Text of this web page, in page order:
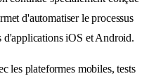
d'automatiser le processus
d'applications iOS et Android.
les plateformes mobiles, tests